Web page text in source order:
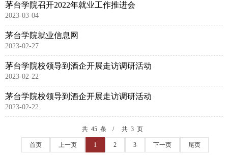
茅台学院召开2022年就业工作推进会
2023-03-04
茅台学院就业信息网
2023-02-27
茅台学院校领导到酒企开展走访调研活动
2023-02-22
茅台学院校领导到酒企开展走访调研活动
2023-02-22
共 45 条
首页 上一页 1 2 3 下一页 尾页
共 3 页